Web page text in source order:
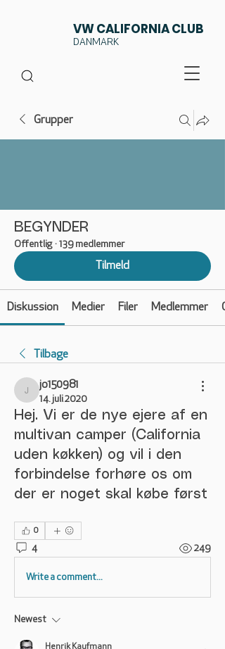
VW CALIFORNIA CLUB
DANMARK
Grupper
BEGYNDER
Offentlig · 139 medlemmer
Tilmeld
Diskussion Medier Filer Medlemmer
Tilbage
jo150981
jo150981
14. juli 2020
Hej. Vi er de nye ejere af en
multivan camper (California
uden køkken) og vil i den
forbindelse forhøre os om
der er noget skal købe først
0
4 249
Write a comment...
Newest
Henrik Kaufmann